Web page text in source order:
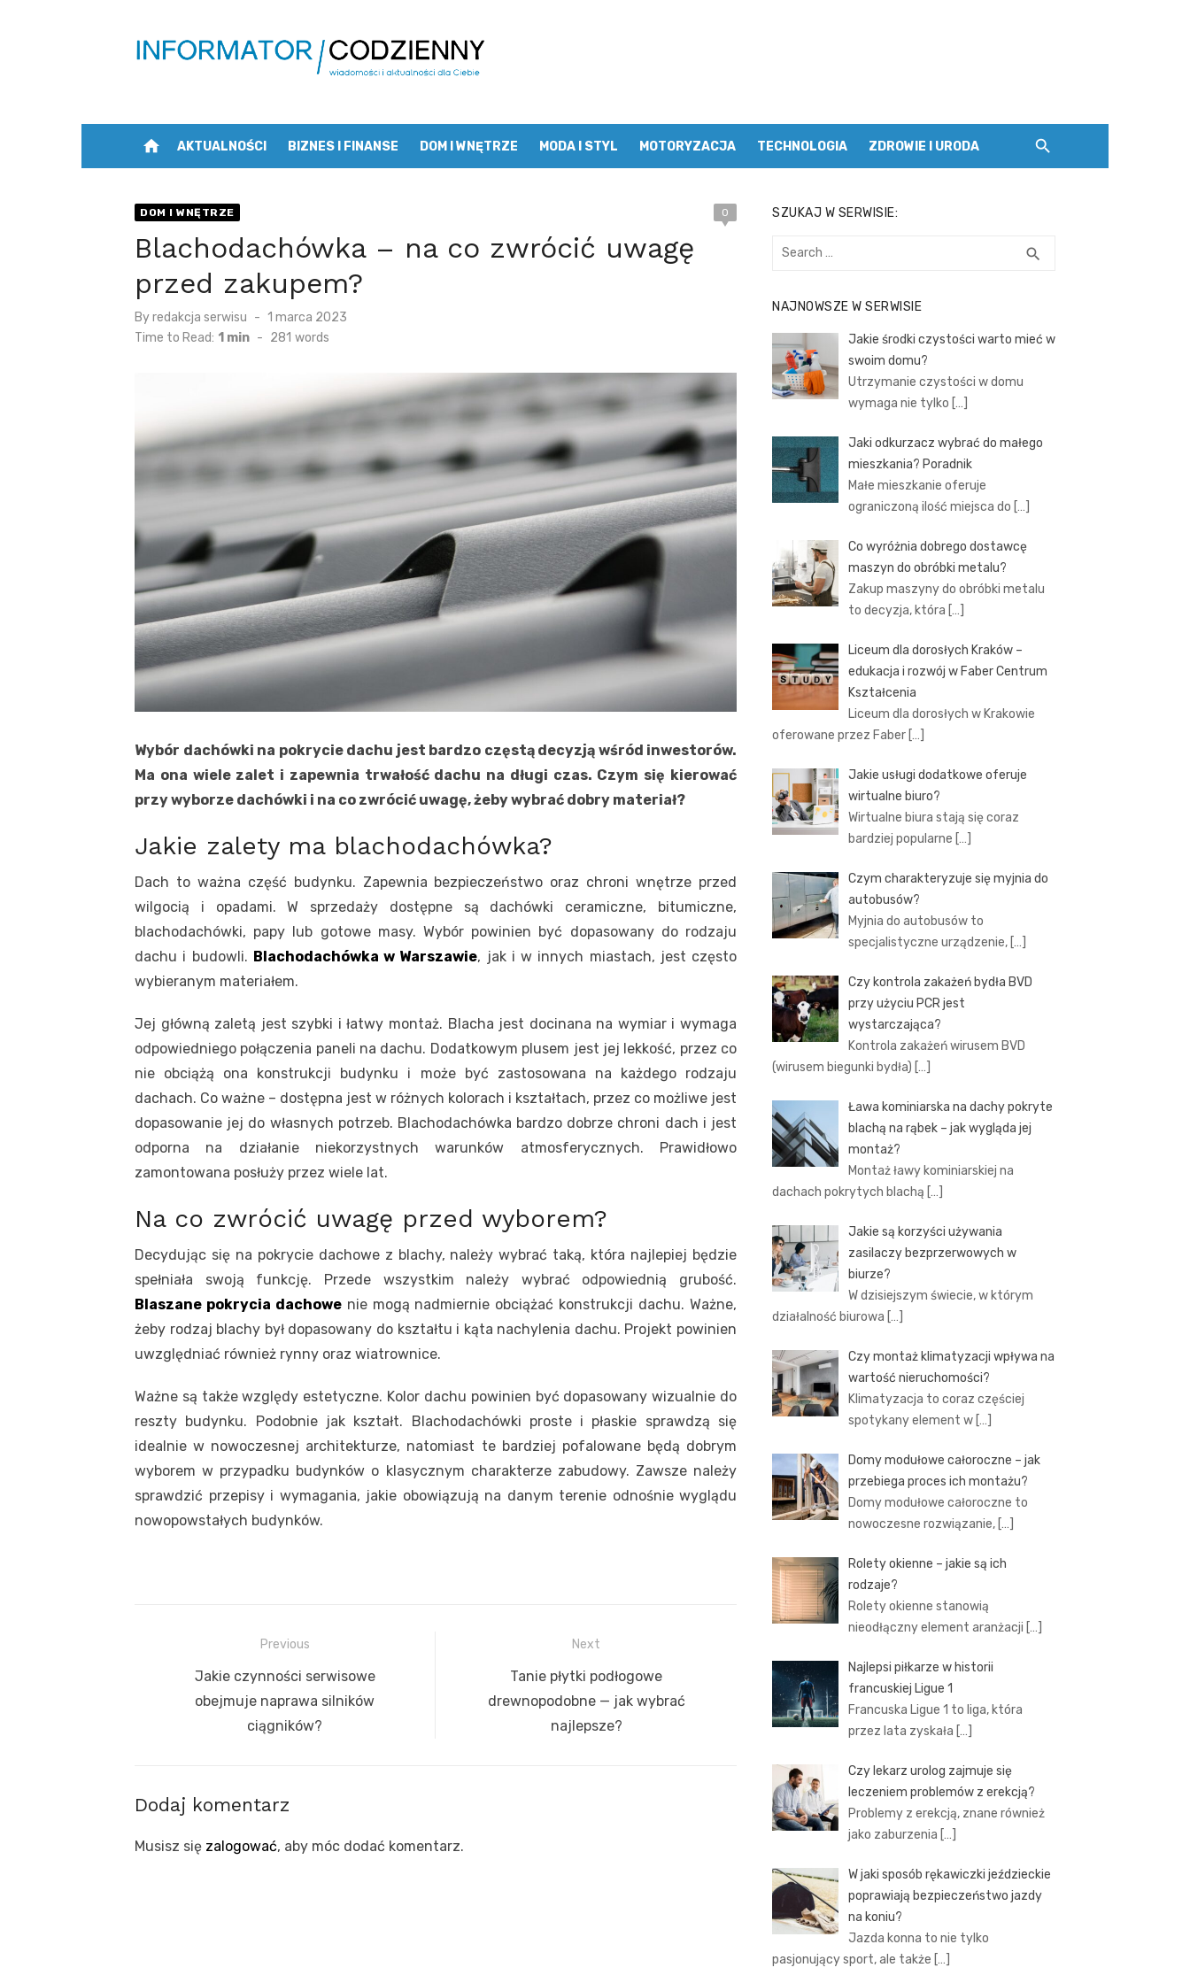
home AKTUALNOŚCI BIZNES I FINANSE DOM I WNĘTRZE MODA I STYL MOTORYZACJA TECHNOLOGIA ZDROWIE I URODA
DOM I WNĘTRZE 0
Blachodachówka – na co zwrócić uwagę
przed zakupem?
Byredakcja serwisu
Posted
on
1 marca 2023
Time to Read: 1 min - 281 words
Wybór dachówki na pokrycie dachu jest bardzo częstą decyzją wśród inwestorów.
Ma ona wiele zalet i zapewnia trwałość dachu na długi czas. Czym się kierować
przy wyborze dachówki i na co zwrócić uwagę, żeby wybrać dobry materiał?
Jakie zalety ma blachodachówka?
Dach to ważna część budynku. Zapewnia bezpieczeństwo oraz chroni wnętrze przed
wilgocią i opadami. W sprzedaży dostępne są dachówki ceramiczne, bitumiczne,
blachodachówki, papy lub gotowe masy. Wybór powinien być dopasowany do rodzaju
dachu i budowli. Blachodachówka w Warszawie, jak i w innych miastach, jest często
wybieranym materiałem.
Jej główną zaletą jest szybki i łatwy montaż. Blacha jest docinana na wymiar i wymaga
odpowiedniego połączenia paneli na dachu. Dodatkowym plusem jest jej lekkość, przez co
nie obciążą ona konstrukcji budynku i może być zastosowana na każdego rodzaju
dachach. Co ważne – dostępna jest w różnych kolorach i kształtach, przez co możliwe jest
dopasowanie jej do własnych potrzeb. Blachodachówka bardzo dobrze chroni dach i jest
odporna na działanie niekorzystnych warunków atmosferycznych. Prawidłowo
zamontowana posłuży przez wiele lat.
Na co zwrócić uwagę przed wyborem?
Decydując się na pokrycie dachowe z blachy, należy wybrać taką, która najlepiej będzie
spełniała swoją funkcję. Przede wszystkim należy wybrać odpowiednią grubość.
Blaszane pokrycia dachowenie mogą nadmiernie obciążać konstrukcji dachu. Ważne,
żeby rodzaj blachy był dopasowany do kształtu i kąta nachylenia dachu. Projekt powinien
uwzględniać również rynny oraz wiatrownice.
Ważne są także względy estetyczne. Kolor dachu powinien być dopasowany wizualnie do
reszty budynku. Podobnie jak kształt. Blachodachówki proste i płaskie sprawdzą się
idealnie w nowoczesnej architekturze, natomiast te bardziej pofalowane będą dobrym
wyborem w przypadku budynków o klasycznym charakterze zabudowy. Zawsze należy
sprawdzić przepisy i wymagania, jakie obowiązują na danym terenie odnośnie wyglądu
nowopowstałych budynków.
wpisu
Previous
Previous
post:
Jakie czynności serwisowe
obejmuje naprawa silników
ciągników?
Next
post:
Tanie płytki podłogowe
drewnopodobne — jak wybrać
najlepsze?
Dodaj komentarz
Musisz się zalogować, aby móc dodać komentarz.
SZUKAJ W SERWISIE:
Search
search
NAJNOWSZE W SERWISIE
Jakie środki czystości warto mieć w
swoim domu?
Utrzymanie czystości w domu
wymaga nie tylko […]
Jaki odkurzacz wybrać do małego
mieszkania? Poradnik
Małe mieszkanie oferuje
ograniczoną ilość miejsca do […]
Co wyróżnia dobrego dostawcę
maszyn do obróbki metalu?
Zakup maszyny do obróbki metalu
to decyzja, która […]
Liceum dla dorosłych Kraków –
edukacja i rozwój w Faber Centrum
Kształcenia
Liceum dla dorosłych w Krakowie
oferowane przez Faber […]
Jakie usługi dodatkowe oferuje
wirtualne biuro?
Wirtualne biura stają się coraz
bardziej popularne […]
Czym charakteryzuje się myjnia do
autobusów?
Myjnia do autobusów to
specjalistyczne urządzenie, […]
Czy kontrola zakażeń bydła BVD
przy użyciu PCR jest
wystarczająca?
Kontrola zakażeń wirusem BVD
(wirusem biegunki bydła) […]
Ława kominiarska na dachy pokryte
blachą na rąbek – jak wygląda jej
montaż?
Montaż ławy kominiarskiej na
dachach pokrytych blachą […]
Jakie są korzyści używania
zasilaczy bezprzerwowych w
biurze?
W dzisiejszym świecie, w którym
działalność biurowa […]
Czy montaż klimatyzacji wpływa na
wartość nieruchomości?
Klimatyzacja to coraz częściej
spotykany element w […]
Domy modułowe całoroczne – jak
przebiega proces ich montażu?
Domy modułowe całoroczne to
nowoczesne rozwiązanie, […]
Rolety okienne – jakie są ich
rodzaje?
Rolety okienne stanowią
nieodłączny element aranżacji […]
Najlepsi piłkarze w historii
francuskiej Ligue 1
Francuska Ligue 1 to liga, która
przez lata zyskała […]
Czy lekarz urolog zajmuje się
leczeniem problemów z erekcją?
Problemy z erekcją, znane również
jako zaburzenia […]
W jaki sposób rękawiczki jeździeckie
poprawiają bezpieczeństwo jazdy
na koniu?
Jazda konna to nie tylko
pasjonujący sport, ale także […]